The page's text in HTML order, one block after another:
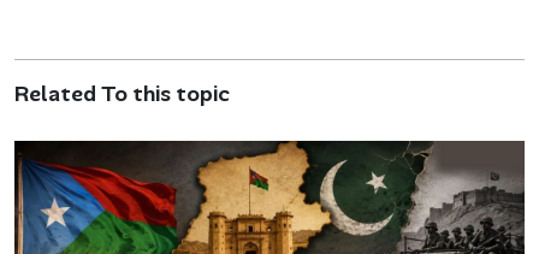
Related To this topic